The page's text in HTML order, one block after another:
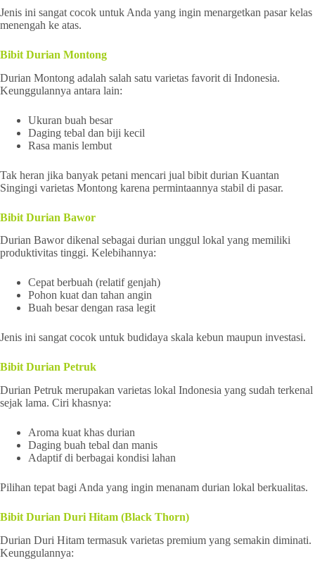
Jenis ini sangat cocok untuk Anda yang ingin menargetkan pasar kelas
menengah ke atas.
Bibit Durian Montong
Durian Montong adalah salah satu varietas favorit di Indonesia.
Keunggulannya antara lain:
Ukuran buah besar
Daging tebal dan biji kecil
Rasa manis lembut
Tak heran jika banyak petani mencari jual bibit durian Kuantan
Singingi varietas Montong karena permintaannya stabil di pasar.
Bibit Durian Bawor
Durian Bawor dikenal sebagai durian unggul lokal yang memiliki
produktivitas tinggi. Kelebihannya:
Cepat berbuah (relatif genjah)
Pohon kuat dan tahan angin
Buah besar dengan rasa legit
Jenis ini sangat cocok untuk budidaya skala kebun maupun investasi.
Bibit Durian Petruk
Durian Petruk merupakan varietas lokal Indonesia yang sudah terkenal
sejak lama. Ciri khasnya:
Aroma kuat khas durian
Daging buah tebal dan manis
Adaptif di berbagai kondisi lahan
Pilihan tepat bagi Anda yang ingin menanam durian lokal berkualitas.
Bibit Durian Duri Hitam (Black Thorn)
Durian Duri Hitam termasuk varietas premium yang semakin diminati.
Keunggulannya: